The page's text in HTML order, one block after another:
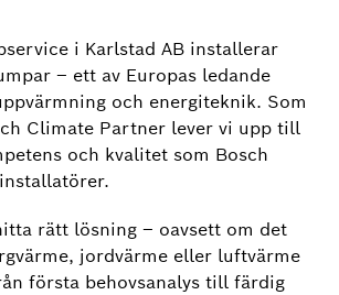
i Karlstad AB installerar
– ett av Europas ledande
och energiteknik. Som
Climate Partner lever vi upp till
och kvalitet som Bosch
rätt lösning – oavsett om det
jordvärme eller luftvärme
första behovsanalys till färdig